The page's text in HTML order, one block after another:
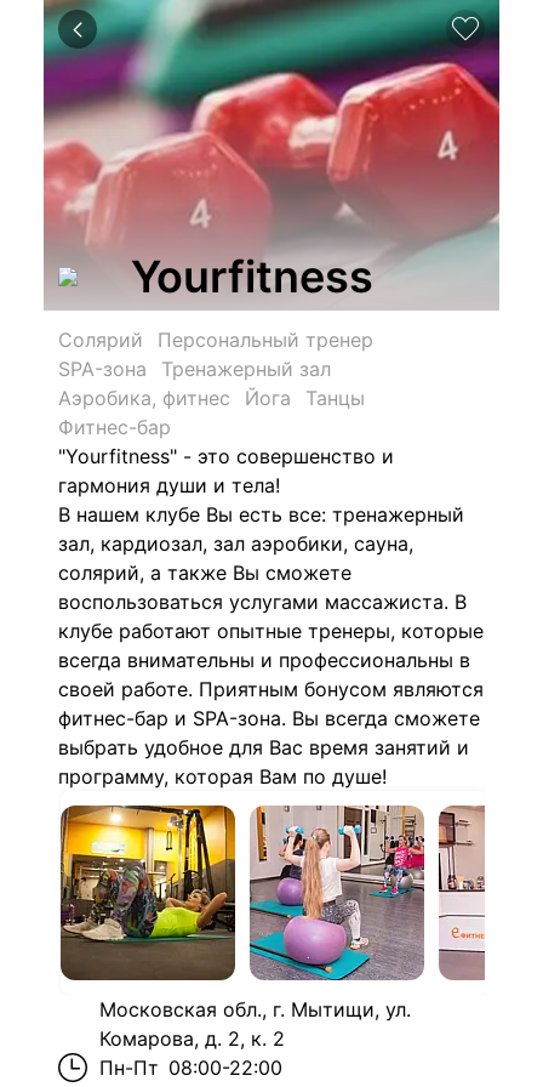
Yourfitness
Солярий
Персональный тренер
SPA-зона
Тренажерный зал
Аэробика, фитнес
Йога
Танцы
Фитнес-бар
"Yourfitness" - это совершенство и
гармония души и тела!
В нашем клубе Вы есть все: тренажерный
зал, кардиозал, зал аэробики, сауна,
солярий, а также Вы сможете
воспользоваться услугами массажиста. В
клубе работают опытные тренеры, которые
всегда внимательны и профессиональны в
своей работе. Приятным бонусом являются
фитнес-бар и SPA-зона. Вы всегда сможете
выбрать удобное для Вас время занятий и
программу, которая Вам по душе!
Московская обл., г. Мытищи, ул.
Комарова, д. 2, к. 2
Пн-Пт 08:00-22:00